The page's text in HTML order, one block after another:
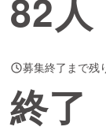
82人
募集終了まで残
終了